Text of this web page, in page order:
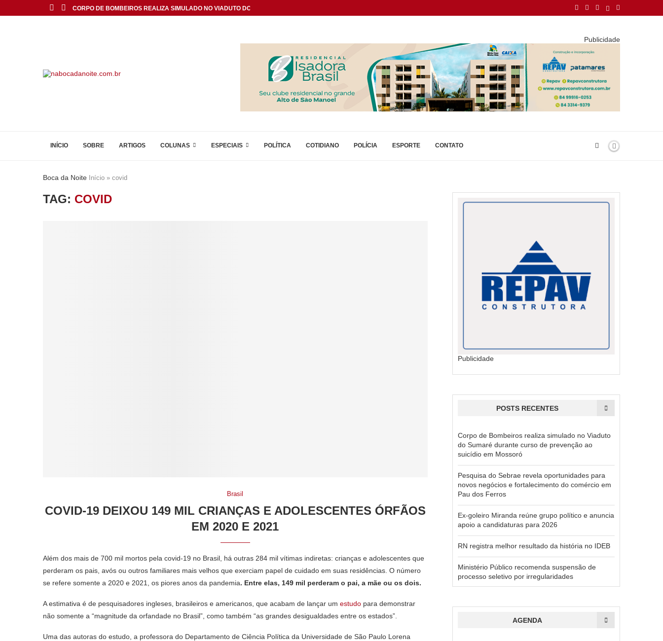
CORPO DE BOMBEIROS REALIZA SIMULADO NO VIADUTO DO...
Publicidade
INÍCIO SOBRE ARTIGOS COLUNAS ESPECIAIS POLÍTICA COTIDIANO POLÍCIA ESPORTE CONTATO
Boca da Noite Início » covid
TAG: COVID
Brasil
COVID-19 DEIXOU 149 MIL CRIANÇAS E ADOLESCENTES ÓRFÃOS
EM 2020 E 2021
Além dos mais de 700 mil mortos pela covid-19 no Brasil, há outras 284 mil vítimas indiretas: crianças e adolescentes que
perderam os pais, avós ou outros familiares mais velhos que exerciam papel de cuidado em suas residências. O número
se refere somente a 2020 e 2021, os piores anos da pandemia. Entre elas, 149 mil perderam o pai, a mãe ou os dois.
A estimativa é de pesquisadores ingleses, brasileiros e americanos, que acabam de lançar um estudo para demonstrar
não somente a “magnitude da orfandade no Brasil”, como também “as grandes desigualdades entre os estados”.
Uma das autoras do estudo, a professora do Departamento de Ciência Política da Universidade de São Paulo Lorena
Publicidade
POSTS RECENTES
Corpo de Bombeiros realiza simulado no Viaduto
do Sumaré durante curso de prevenção ao
suicídio em Mossoró
Pesquisa do Sebrae revela oportunidades para
novos negócios e fortalecimento do comércio em
Pau dos Ferros
Ex-goleiro Miranda reúne grupo político e anuncia
apoio a candidaturas para 2026
RN registra melhor resultado da história no IDEB
Ministério Público recomenda suspensão de
processo seletivo por irregularidades
AGENDA